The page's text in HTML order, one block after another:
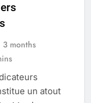
3 months
un atout